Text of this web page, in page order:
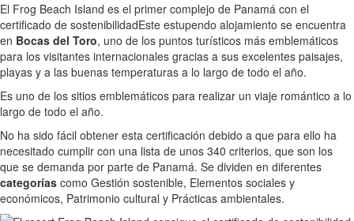
El Frog Beach Island es el primer complejo de Panamá con el
certificado de sostenibilidadEste estupendo alojamiento se encuentra
en Bocas del Toro, uno de los puntos turísticos más emblemáticos
para los visitantes internacionales gracias a sus excelentes paisajes,
playas y a las buenas temperaturas a lo largo de todo el año.
Es uno de los sitios emblemáticos para realizar un viaje romántico a lo
largo de todo el año.
No ha sido fácil obtener esta certificación debido a que para ello ha
necesitado cumplir con una lista de unos 340 criterios, que son los
que se demanda por parte de Panamá. Se dividen en diferentes
categorías como Gestión sostenible, Elementos sociales y
económicos, Patrimonio cultural y Prácticas ambientales.